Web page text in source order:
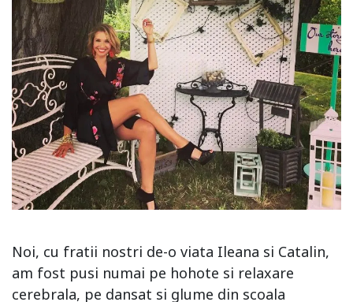
Noi, cu fratii nostri de-o viata Ileana si Catalin,
am fost pusi numai pe hohote si relaxare
cerebrala, pe dansat si glume din scoala